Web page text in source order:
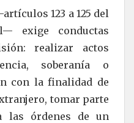
123 a 125 del
exige conductas
realizar actos
soberanía o
con la finalidad de
tomar parte
las órdenes de un